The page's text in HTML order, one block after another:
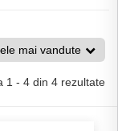
mai vandute
1 - 4 din 4 rezultate